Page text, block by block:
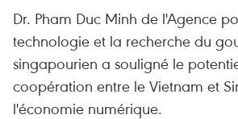
Dr. Pham Duc Minh de l'Agence
technologie et la recherche du
singapourien a souligné le
coopération entre le Vietnam et
l'économie numérique.